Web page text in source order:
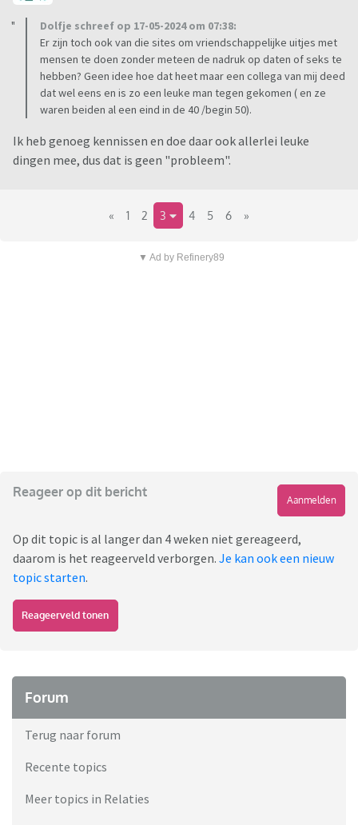
Dolfje schreef op 17-05-2024 om 07:38:
Er zijn toch ook van die sites om vriendschappelijke uitjes met
mensen te doen zonder meteen de nadruk op daten of seks te
hebben? Geen idee hoe dat heet maar een collega van mij deed
dat wel eens en is zo een leuke man tegen gekomen ( en ze
waren beiden al een eind in de 40 /begin 50).
Ik heb genoeg kennissen en doe daar ook allerlei leuke
dingen mee, dus dat is geen "probleem".
« 1 2 3 4 5 6 »
▼ Ad by Refinery89
Reageer op dit bericht
Aanmelden
Op dit topic is al langer dan 4 weken niet gereageerd,
daarom is het reageerveld verborgen. Je kan ook een nieuw
topic starten.
Reageerveld tonen
Forum
Terug naar forum
Recente topics
Meer topics in Relaties